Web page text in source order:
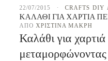
22/07/2015 · CRAFTS DIY
ΚΑΛΆΘΙ ΓΙΑ ΧΑΡΤΙΆ
ΑΠΌ ΧΡΙΣΤΊΝΑ ΜΑΚΡΉ
Καλάθι για χαρτιά